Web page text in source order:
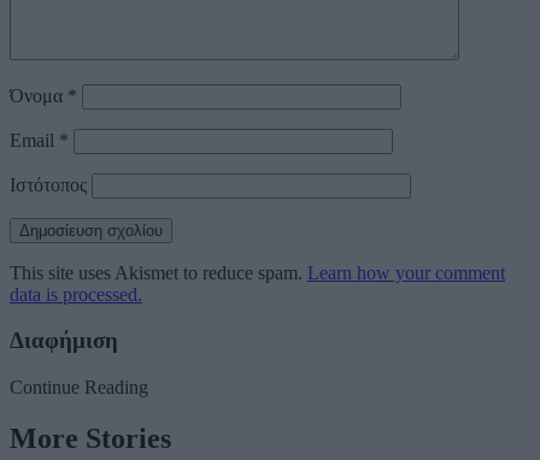
Όνομα *
Email *
Ιστότοπος
This site uses Akismet to reduce spam. Learn how your comment
data is processed.
Διαφήμιση
Continue Reading
More Stories